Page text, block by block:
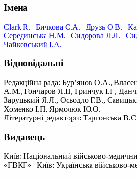
Імена
Clark R. | Бичкова С.А. | Друзь О.В. |
Серединська Н.М. | Сидорова Л.Л. |
Чайковський І.A.
Відповідальні
Редакційна рада: Бур’янов О.А.,
А.М., Гончаров Я.П, Гринчук І.Г.,
Заруцький Я.Л., Осьодло Г.В.,
Хоменко І.П, Ярмолюк Ю.О.
Літературні редактори: Таргонська
Видавець
Київ: Національний військово-
«ГВКГ» | Київ: Українська військово-